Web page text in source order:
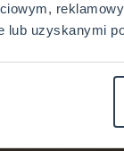
lub uzyskanymi